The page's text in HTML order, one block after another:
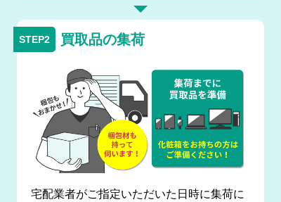
買取品の集荷
宅配業者がご指定いただいた日時に集荷に